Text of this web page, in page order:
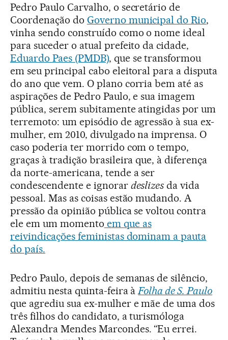
Pedro Paulo Carvalho, o secretário de
Coordenação do Governo municipal do Rio,
vinha sendo construído como o nome ideal
para suceder o atual prefeito da cidade,
Eduardo Paes (PMDB), que se transformou
em seu principal cabo eleitoral para a disputa
do ano que vem. O plano corria bem até as
aspirações de Pedro Paulo, e sua imagem
pública, serem subitamente atingidas por um
terremoto: um episódio de agressão à sua ex-
mulher, em 2010, divulgado na imprensa. O
caso poderia ter morrido com o tempo,
graças à tradição brasileira que, à diferença
da norte-americana, tende a ser
condescendente e ignorar deslizes da vida
pessoal. Mas as coisas estão mudando. A
pressão da opinião pública se voltou contra
ele em um momento em que as
reivindicações feministas dominam a pauta
do país.
Pedro Paulo, depois de semanas de silêncio,
admitiu nesta quinta-feira àFolha de S. Paulo
que agrediu sua ex-mulher e mãe de uma dos
três filhos do candidato, a turismóloga
Alexandra Mendes Marcondes. “Eu errei.